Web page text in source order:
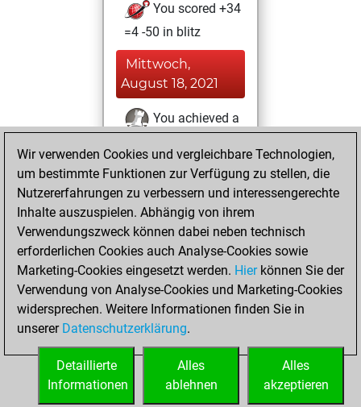
You scored +34
=4 -50 in blitz
Mittwoch,
August 18, 2021
You achieved a
Fritz
You
achieved a new Elo
of 1594
Samstag, August
14, 2021
You won
against Fritz
Fritz
You created
your Fritz account
Wir verwenden Cookies und vergleichbare Technologien,
um bestimmte Funktionen zur Verfügung zu stellen, die
Nutzererfahrungen zu verbessern und interessengerechte
Inhalte auszuspielen. Abhängig von ihrem
Verwendungszweck können dabei neben technisch
erforderlichen Cookies auch Analyse-Cookies sowie
Marketing-Cookies eingesetzt werden. Hierkönnen Sie der
Verwendung von Analyse-Cookies und Marketing-Cookies
widersprechen. Weitere Informationen finden Sie in
unserer Datenschutzerklärung.
Alles
akzeptieren
Alles
ablehnen
Detaillierte
Informationen